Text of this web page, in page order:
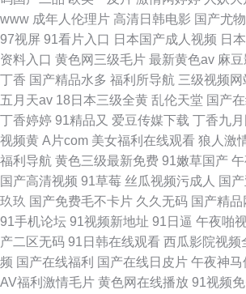
www 成年人伦理片 高清日韩电影 国产尤
97视屏 91看片入口 日本国产成人视频 日
资料入口 黄色网三级毛片 最新黄色av 麻
丁香 国产精品水多 福利所导航 三级视频网
五月天av 18日本三级全黄 乱伦天堂 国产
丁香婷婷 91精品又 爱豆传媒下载 丁香九
视频黄 A片com 美女福利在线观看 狼人激
福利导航 黄色三级最新免费 91嫩草国产
国产高清视频 91草莓 丝瓜视频污成人 国
玖玖 国产免费毛不卡片 久久无码 国产精品
91手机论坛 91视频新地址 91日逼 午夜啪
产二区无码 91日韩在线观看 西瓜影院视频
频 国产在线福利 国产在线日皮片 午夜神马
AV福利激情毛片 黄色网在线播放 91视频